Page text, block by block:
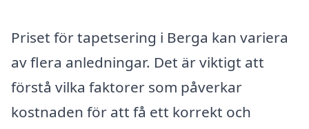
Priset för tapetsering i Berga kan variera
av flera anledningar. Det är viktigt att
förstå vilka faktorer som påverkar
kostnaden för att få ett korrekt och